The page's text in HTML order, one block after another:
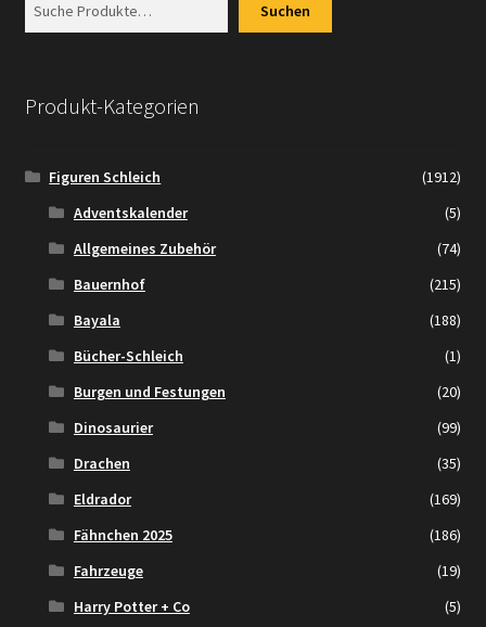
Suchen
Produkt-Kategorien
Figuren Schleich
(1912)
Adventskalender
(5)
Allgemeines Zubehör
(74)
Bauernhof
(215)
Bayala
(188)
Bücher-Schleich
(1)
Burgen und Festungen
(20)
Dinosaurier
(99)
Drachen
(35)
Eldrador
(169)
Fähnchen 2025
(186)
Fahrzeuge
(19)
Harry Potter + Co
(5)